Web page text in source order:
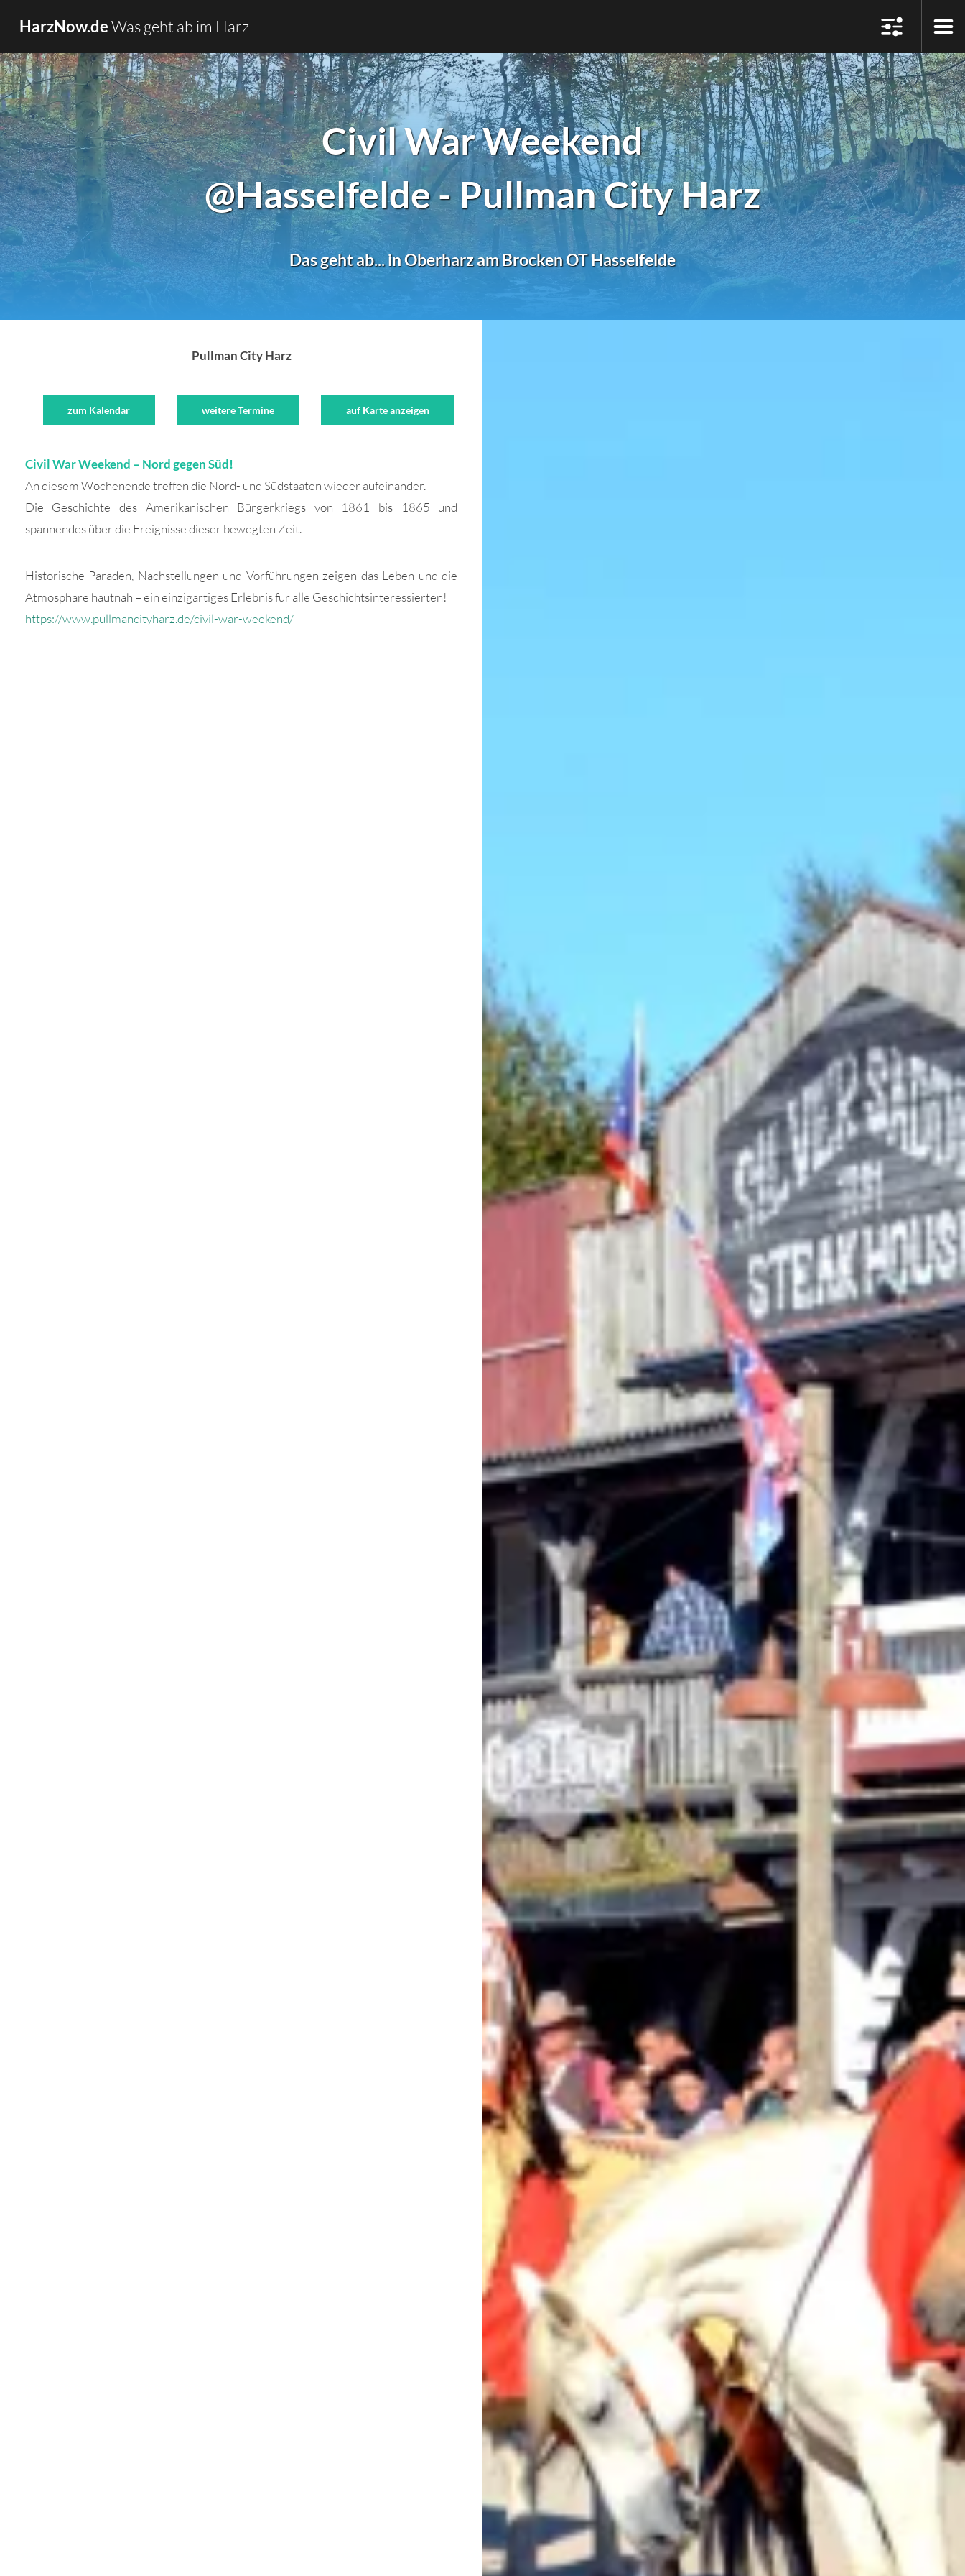
HarzNow.deWas geht ab im Harz
Civil War Weekend
@Hasselfelde - Pullman City Harz
Das geht ab... in Oberharz am Brocken OT Hasselfelde
Pullman City Harz
zum Kalendar weitere Termine auf Karte anzeigen
Civil War Weekend – Nord gegen Süd!
An diesem Wochenende treffen die Nord- und Südstaaten wieder aufeinander.
Die Geschichte des Amerikanischen Bürgerkriegs von 1861 bis 1865 und
spannendes über die Ereignisse dieser bewegten Zeit.
Historische Paraden, Nachstellungen und Vorführungen zeigen das Leben und die
Atmosphäre hautnah – ein einzigartiges Erlebnis für alle Geschichtsinteressierten!
https://www.pullmancityharz.de/civil-war-weekend/